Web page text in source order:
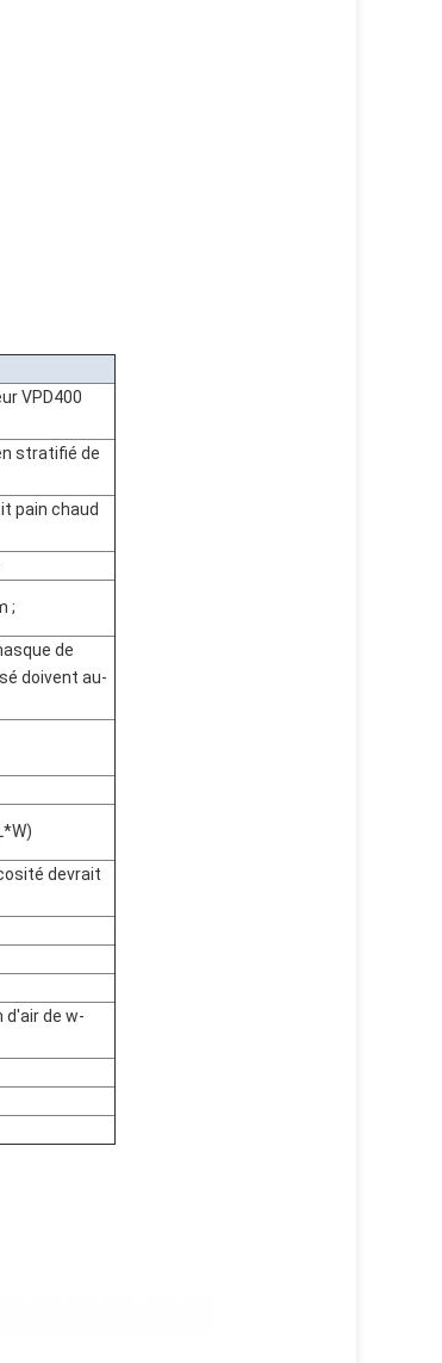
VPD400
stratifié de
pain chaud
;
de
doivent au-
devrait
d'air de w-